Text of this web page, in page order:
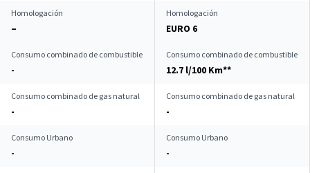
Homologación
–
Homologación
EURO 6
Consumo combinado de combustible
-
Consumo combinado de combustible
12.7 l/100 Km**
Consumo combinado de gas natural
-
Consumo combinado de gas natural
-
Consumo Urbano
-
Consumo Urbano
-